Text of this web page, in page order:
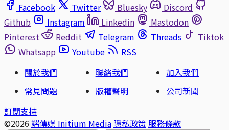
Facebook
Twitter Bluesky
Discord
Github
Instagram Linkedin
Mastodon
Pinterest
Reddit Telegram Threads
Tiktok
Whatsapp
Youtube
RSS
關於我們
聯絡我們
加入我們
常見問題
版權聲明
公司新聞
訂閱支持
©2026 端傳媒 Initium Media 隱私政策 服務條款